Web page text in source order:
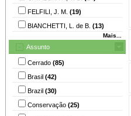
FELFILI, J. M. (19)
BIANCHETTI, L. de B. (13)
Mais...
Assunto
Cerrado (85)
Brasil (42)
Brazil (30)
Conservação (25)